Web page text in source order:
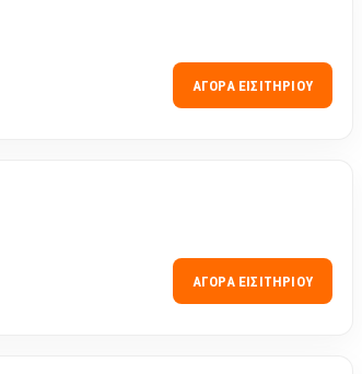
ΑΓΟΡΆ ΕΙΣΙΤΗΡΊΟΥ
ΑΓΟΡΆ ΕΙΣΙΤΗΡΊΟΥ